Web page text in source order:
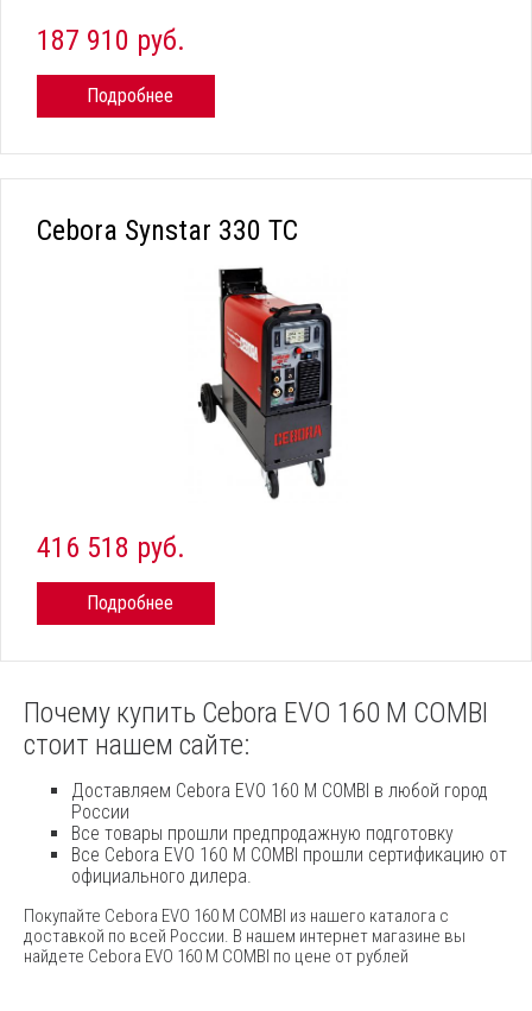
187 910 руб.
Подробнее
Cebora Synstar 330 TC
416 518 руб.
Подробнее
Почему купить Cebora EVO 160 M COMBI
стоит нашем сайте:
Доставляем Cebora EVO 160 M COMBI в любой город
России
Все товары прошли предпродажную подготовку
Все Cebora EVO 160 M COMBI прошли сертификацию от
официального дилера.
Покупайте Cebora EVO 160 M COMBI из нашего каталога с
доставкой по всей России. В нашем интернет магазине вы
найдете Cebora EVO 160 M COMBI по цене от рублей